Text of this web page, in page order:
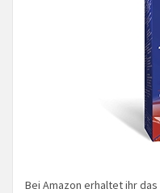
Bei Amazon erhaltet ihr das